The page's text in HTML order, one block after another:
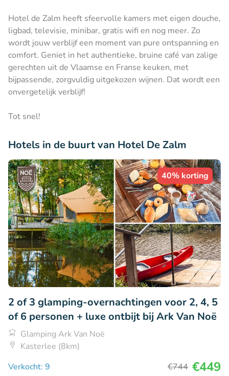
Hotel de Zalm heeft sfeervolle kamers met eigen douche,
ligbad, televisie, minibar, gratis wifi en nog meer. Zo
wordt jouw verblijf een moment van pure ontspanning en
comfort. Geniet in het authentieke, bruine café van zalige
gerechten uit de Vlaamse en Franse keuken, met
bijpassende, zorgvuldig uitgekozen wijnen. Dat wordt een
onvergetelijk verblijf!
Tot snel!
Hotels in de buurt van Hotel De Zalm
40% korting
2 of 3 glamping-overnachtingen voor 2, 4, 5
of 6 personen + luxe ontbijt bij Ark Van Noë
Glamping Ark Van Noë
Kasterlee (8km)
Verkocht: 9
€744 €449